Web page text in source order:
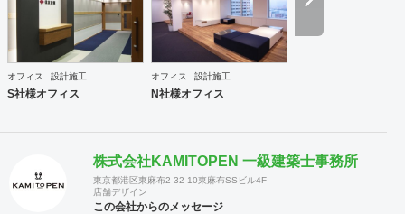
オフィス 設計施工
S社様オフィス
オフィス 設計施工
N社様オフィス
株式会社KAMITOPEN 一級建築士事務所
東京都港区東麻布2-32-10東麻布SSビル4F
店舗デザイン
この会社からのメッセージ